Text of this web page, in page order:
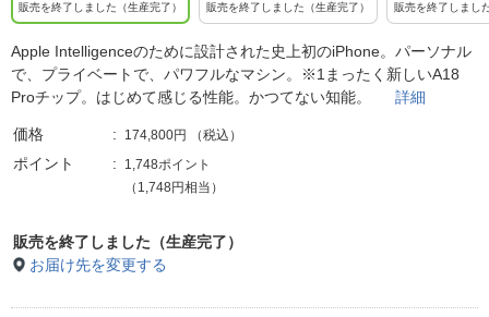
販売を終了しました（生産完了） 販売を終了しました（生産完了） 販売を終了しまし
Apple Intelligenceのために設計された史上初のiPhone。パーソナル
で、プライベートで、パワフルなマシン。※1まったく新しいA18
Proチップ。はじめて感じる性能。かつてない知能。 詳細
価格 174,800円 （税込）
ポイント
1,748ポイント
（1,748円相当）
販売を終了しました（生産完了）
お届け先を変更する